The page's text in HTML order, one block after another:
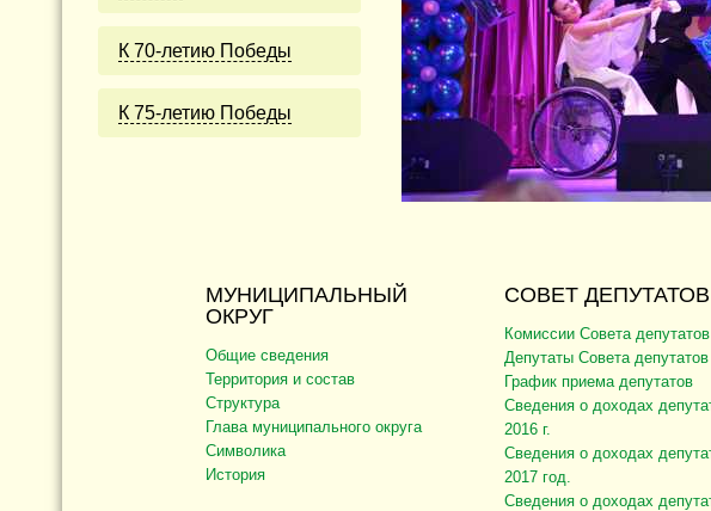
К 70-летию Победы
К 75-летию Победы
МУНИЦИПАЛЬНЫЙ
ОКРУГ
Общие сведения
Территория и состав
Структура
Глава муниципального округа
Символика
История
СОВЕТ ДЕПУТАТОВ
Комиссии Совета депутатов
Депутаты Совета депутатов
График приема депутатов
Сведения о доходах
2016 г.
Сведения о доходах
2017 год.
Сведения о доходах